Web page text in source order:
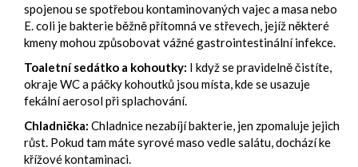
spojenou se spotřebou kontaminovaných vajec a masanebo
E. coli jebakterie běžně přítomná ve střevech, jejíž některé
kmeny mohou způsobovat vážné gastrointestinální infekce.
Toaletní sedátko a kohoutky: I když se pravidelně čistíte,
okraje WC a páčky kohoutků jsou místa, kde se usazuje
fekální aerosol při splachování.
Chladnička: Chladnice nezabíjí bakterie, jen zpomaluje jejich
růst. Pokud tam máte syrové maso vedle salátu, dochází ke
křížové kontaminaci.